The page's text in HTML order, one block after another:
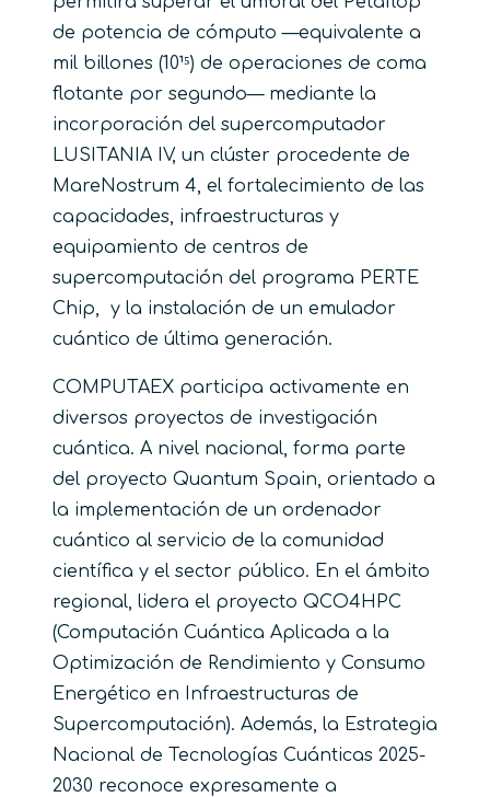
de potencia de cómputo —equivalente a
mil billones (10¹⁵) de operaciones de coma
flotante por segundo— mediante la
incorporación del supercomputador
LUSITANIA IV, un clúster procedente de
MareNostrum 4, el fortalecimiento de las
capacidades, infraestructuras y
equipamiento de centros de
supercomputación del programa PERTE
Chip, y la instalación de un emulador
cuántico de última generación.
COMPUTAEX participa activamente en
diversos proyectos de investigación
cuántica. A nivel nacional, forma parte
del proyecto Quantum Spain, orientado a
la implementación de un ordenador
cuántico al servicio de la comunidad
científica y el sector público. En el ámbito
regional, lidera el proyecto QCO4HPC
(Computación Cuántica Aplicada a la
Optimización de Rendimiento y Consumo
Energético en Infraestructuras de
Supercomputación). Además, la Estrategia
Nacional de Tecnologías Cuánticas 2025-
2030 reconoce expresamente a